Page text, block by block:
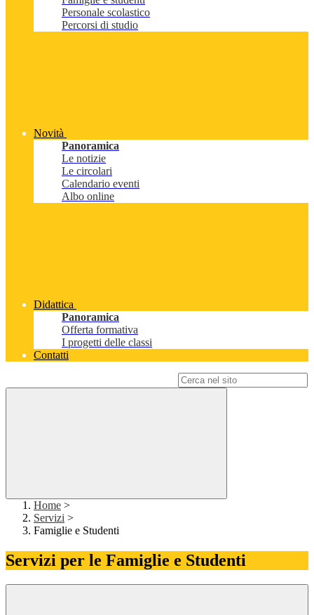
Personale scolastico
Percorsi di studio
Novità
Panoramica
Le notizie
Le circolari
Calendario eventi
Albo online
Didattica
Panoramica
Offerta formativa
I progetti delle classi
Contatti
Home >
Servizi >
Famiglie e Studenti
Servizi per le Famiglie e Studenti